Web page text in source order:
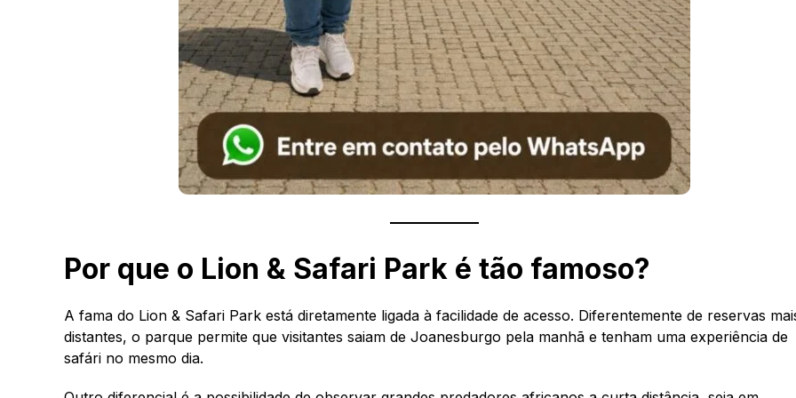
Por que o Lion & Safari Park é tão famoso?
A fama do Lion & Safari Park está diretamente ligada à facilidade de acesso. Diferentemente de reservas
distantes, o parque permite que visitantes saiam de Joanesburgo pela manhã e tenham uma experiência de
safári no mesmo dia.